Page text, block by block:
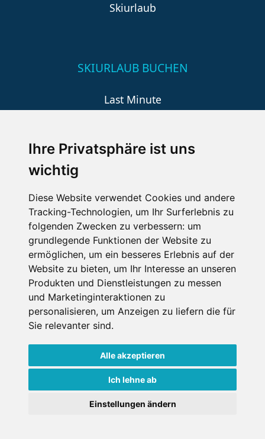
Ihre Privatsphäre ist uns
wichtig
Diese Website verwendet Cookies und andere
Tracking-Technologien, um Ihr Surferlebnis zu
folgenden Zwecken zu verbessern: um
grundlegende Funktionen der Website zu
ermöglichen, um ein besseres Erlebnis auf der
Website zu bieten, um Ihr Interesse an unseren
Produkten und Dienstleistungen zu messen
und Marketinginteraktionen zu
personalisieren, um Anzeigen zu liefern die für
Sie relevanter sind.
Alle akzeptieren
Ich lehne ab
Einstellungen ändern
Skiurlaub
SKIURLAUB BUCHEN
Last Minute
Wellness
SCHNEEHÖHEN SKI APP
Die Schneehoehen Ski APP für iOS und Android - Ein
Muss für alle Wintersportler und Schneefreaks!
Impressum
Datenschutz
Nutzungsbedingungen
Kontakt
Portale
FAQ Newsletter Mediadaten